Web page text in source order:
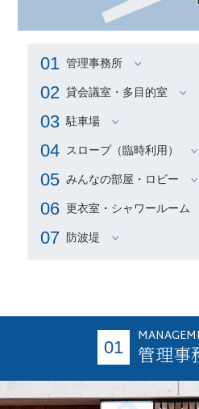
01 管理事務所
02 貸会議室・多目的室
03 駐車場
04 スロープ（臨時利用）
05 みんなの部屋・ロビー
06 更衣室・シャワールーム
07 防波堤
01 管理事